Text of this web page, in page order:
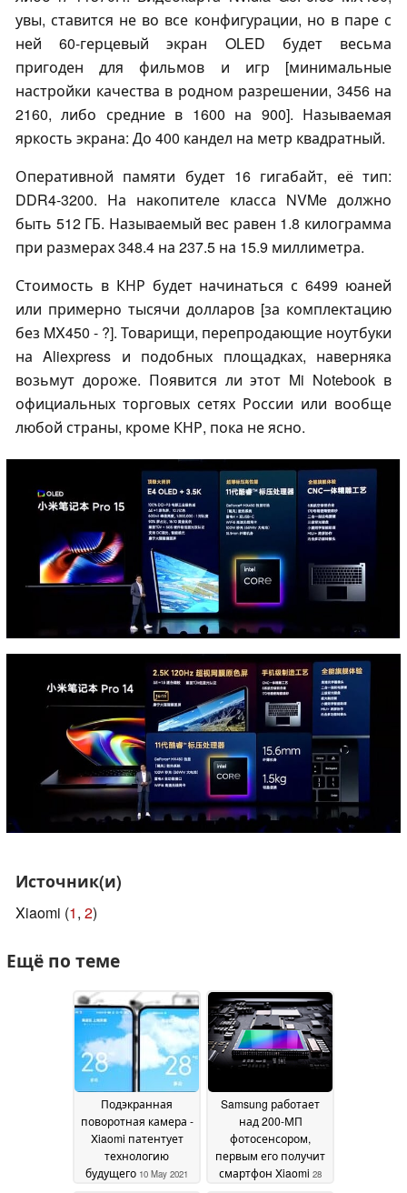
увы, ставится не во все конфигурации, но в паре с
ней 60-герцевый экран OLED будет весьма
пригоден для фильмов и игр [минимальные
настройки качества в родном разрешении, 3456 на
2160, либо средние в 1600 на 900]. Называемая
яркость экрана: До 400 кандел на метр квадратный.
Оперативной памяти будет 16 гигабайт, её тип:
DDR4-3200. На накопителе класса NVMe должно
быть 512 ГБ. Называемый вес равен 1.8 килограмма
при размерах 348.4 на 237.5 на 15.9 миллиметра.
Стоимость в КНР будет начинаться с 6499 юаней
или примерно тысячи долларов [за комплектацию
без MX450 - ?]. Товарищи, перепродающие ноутбуки
на Aliexpress и подобных площадках, наверняка
возьмут дороже. Появится ли этот Mi Notebook в
официальных торговых сетях России или вообще
любой страны, кроме КНР, пока не ясно.
Источник(и)
Xiaomi (1, 2)
Ещё по теме
Подэкранная
поворотная камера -
Xiaomi патентует
технологию
будущего 10 May 2021
Samsung работает
над 200-МП
фотосенсором,
первым его получит
смартфон Xiaomi 28